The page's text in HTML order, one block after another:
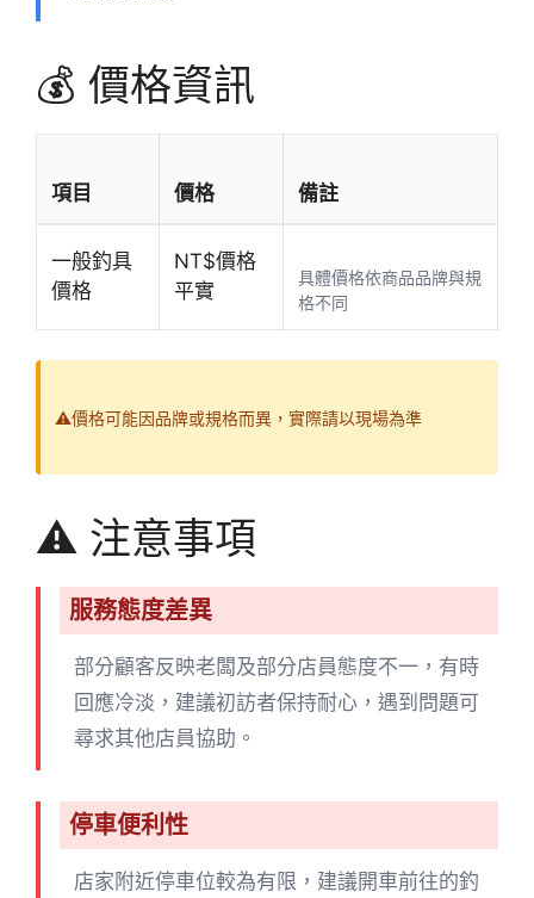
💰 價格資訊
項目 價格 備註
一般釣具
價格
NT$價格
平實
具體價格依商品品牌與規
格不同
⚠️價格可能因品牌或規格而異，實際請以現場為準
⚠️ 注意事項
服務態度差異
部分顧客反映老闆及部分店員態度不一，有時
回應冷淡，建議初訪者保持耐心，遇到問題可
尋求其他店員協助。
停車便利性
店家附近停車位較為有限，建議開車前往的釣